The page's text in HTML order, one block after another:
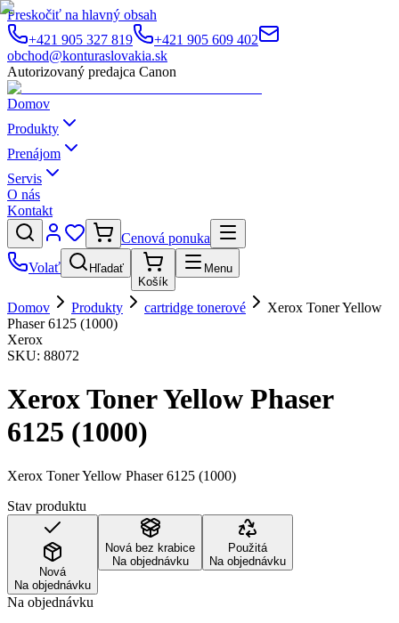
Preskočiť na hlavný obsah
+421 905 327 819
+421 905 609 402
obchod@konturaslovakia.sk
Autorizovaný predajca Canon
Domov
Produkty
Prenájom
Servis
O nás
Kontakt
Cenová ponuka
Volať
Hľadať
Košík
Menu
Domov Produkty cartridge tonerové
Xerox Toner Yellow
Phaser 6125 (1000)
Xerox
SKU: 88072
Xerox Toner Yellow Phaser
6125 (1000)
Xerox Toner Yellow Phaser 6125 (1000)
Stav produktu
Nová
Na objednávku
Nová bez krabice
Na objednávku
Použitá
Na objednávku
Na objednávku